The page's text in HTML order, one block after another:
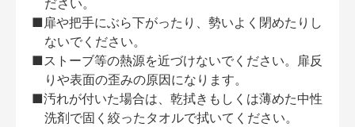
ださい。
■扉や把手にぶら下がったり、勢いよく閉めたりし
ないでください。
■ストーブ等の熱源を近づけないでください。扉反
りや表面の歪みの原因になります。
■汚れが付いた場合は、乾拭きもしくは薄めた中性
洗剤で固く絞ったタオルで拭いてください。